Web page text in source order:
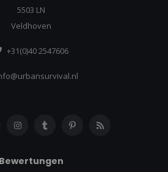
5503 LN
Veldhoven
+31(0)40 2547606
Bewertungen